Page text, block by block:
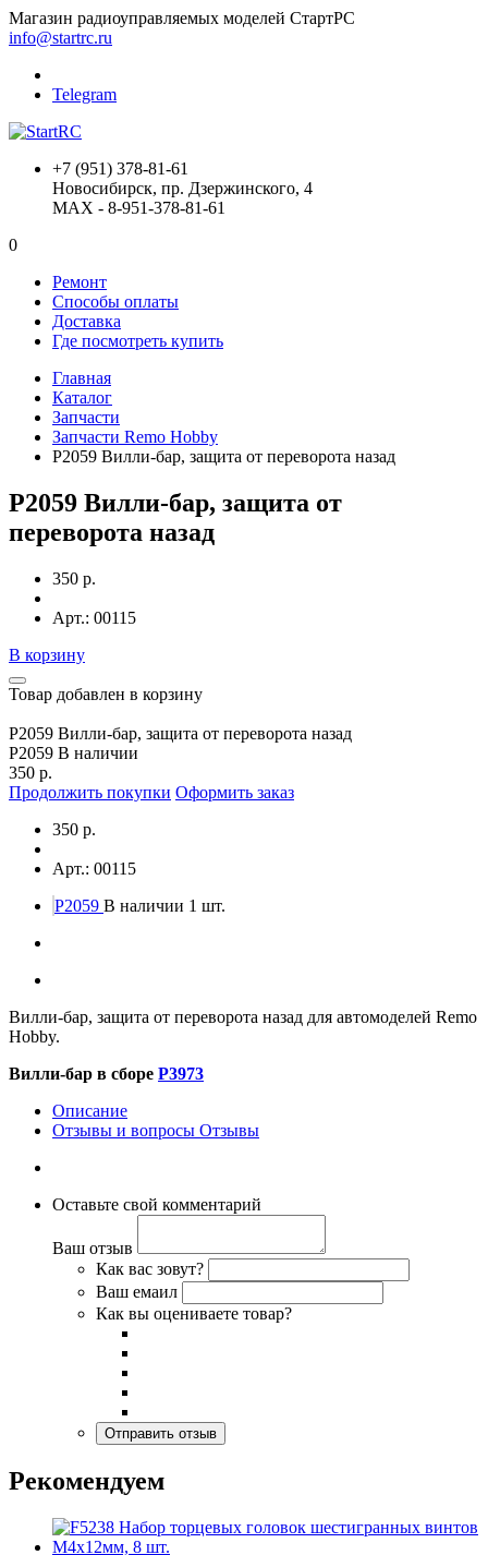
Магазин радиоуправляемых моделей СтартРС
info@startrc.ru
Telegram
+7 (951) 378-81-61
Новосибирск, пр. Дзержинского, 4
MAX - 8-951-378-81-61
0
Ремонт
Способы оплаты
Доставка
Где посмотреть купить
Главная
Каталог
Запчасти
Запчасти Remo Hobby
P2059 Вилли-бар, защита от переворота назад
P2059 Вилли-бар, защита от
переворота назад
350 р.
Арт.: 00115
В корзину
Товар добавлен в корзину
P2059 Вилли-бар, защита от переворота назад
P2059 В наличии
350 р.
Продолжить покупки Оформить заказ
350 р.
Арт.: 00115
P2059 В наличии 1 шт.
Вилли-бар, защита от переворота назад для автомоделей Remo
Hobby.
Вилли-бар в сборе P3973
Описание
Отзывы и вопросы Отзывы
Оставьте свой комментарий
Ваш отзыв
Как вас зовут?
Ваш емаил
Как вы оцениваете товар?
Рекомендуем